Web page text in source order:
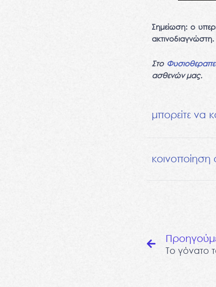
Σημείωση: ο
ακτινοδιαγνώστη.
Στο
ασθενών μας.
μπορείτε να
κοινοποίηση
Το γόνατο